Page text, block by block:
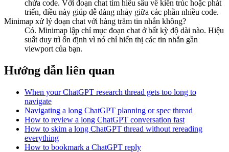
chứa code. Với đoạn chat tìm hiểu sâu về kiến trúc hoặc phát
triển, điều này giúp dễ dàng nhảy giữa các phần nhiều code.
Minimap xử lý đoạn chat với hàng trăm tin nhắn không?
Có. Minimap lập chỉ mục đoạn chat ở bất kỳ độ dài nào. Hiệu
suất duy trì ổn định vì nó chỉ hiển thị các tin nhắn gần
viewport của bạn.
Hướng dẫn liên quan
When your ChatGPT research thread gets too long to
navigate
Navigating a long ChatGPT planning or spec thread
How to review a long ChatGPT conversation fast
How to skim a long ChatGPT thread without rereading
everything
How to bookmark a ChatGPT reply